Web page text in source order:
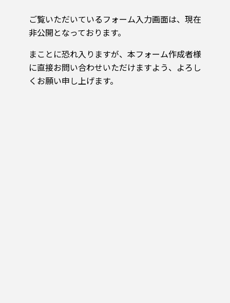
ご覧いただいているフォーム入力画面は、現在
非公開となっております。
まことに恐れ入りますが、本フォーム作成者様
に直接お問い合わせいただけますよう、よろし
くお願い申し上げます。